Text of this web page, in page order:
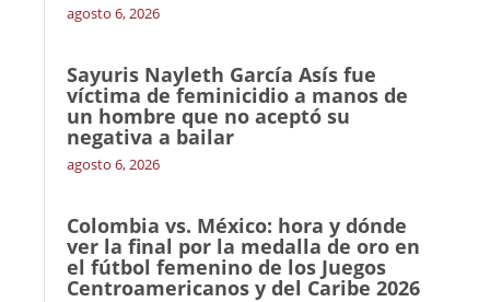
agosto 6, 2026
Sayuris Nayleth García Asís fue
víctima de feminicidio a manos de
un hombre que no aceptó su
negativa a bailar
agosto 6, 2026
Colombia vs. México: hora y dónde
ver la final por la medalla de oro en
el fútbol femenino de los Juegos
Centroamericanos y del Caribe 2026